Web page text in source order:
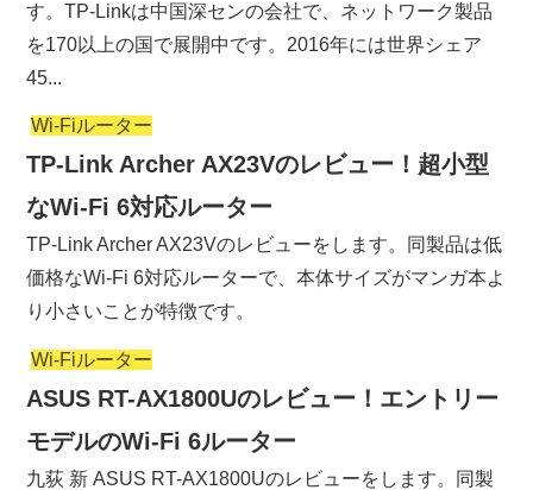
す。TP-Linkは中国深センの会社で、ネットワーク製品
を170以上の国で展開中です。2016年には世界シェア
45...
Wi-Fiルーター
TP-Link Archer AX23Vのレビュー！超小型
なWi-Fi 6対応ルーター
TP-Link Archer AX23Vのレビューをします。同製品は低
価格なWi-Fi 6対応ルーターで、本体サイズがマンガ本よ
り小さいことが特徴です。
Wi-Fiルーター
ASUS RT-AX1800Uのレビュー！エントリー
モデルのWi-Fi 6ルーター
九荻 新 ASUS RT-AX1800Uのレビューをします。同製